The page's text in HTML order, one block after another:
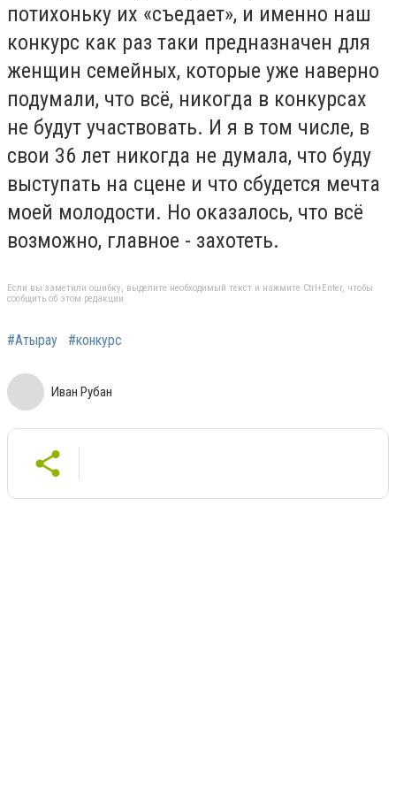
потихоньку их «съедает», и именно наш
конкурс как раз таки предназначен для
женщин семейных, которые уже наверно
подумали, что всё, никогда в конкурсах
не будут участвовать. И я в том числе, в
свои 36 лет никогда не думала, что буду
выступать на сцене и что сбудется мечта
моей молодости. Но оказалось, что всё
возможно, главное - захотеть.
Если вы заметили ошибку, выделите необходимый текст и нажмите Ctrl+Enter, чтобы
сообщить об этом редакции
#Атырау #конкурс
Иван Рубан